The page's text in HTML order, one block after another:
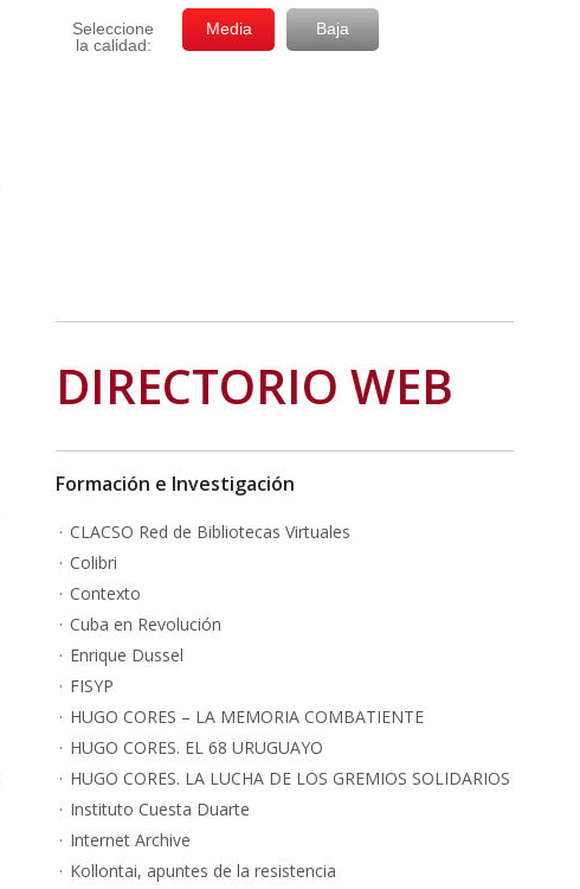
DIRECTORIO WEB
Formación e Investigación
CLACSO Red de Bibliotecas Virtuales
Colibri
Contexto
Cuba en Revolución
Enrique Dussel
FISYP
HUGO CORES – LA MEMORIA COMBATIENTE
HUGO CORES. EL 68 URUGUAYO
HUGO CORES. LA LUCHA DE LOS GREMIOS SOLIDARIOS
Instituto Cuesta Duarte
Internet Archive
Kollontai, apuntes de la resistencia